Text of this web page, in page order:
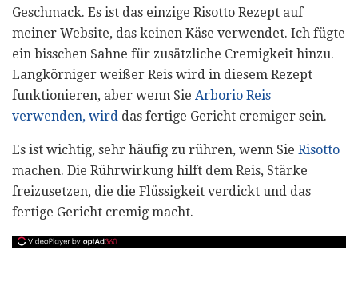
Geschmack. Es ist das einzige Risotto Rezept auf
meiner Website, das keinen Käse verwendet. Ich fügte
ein bisschen Sahne für zusätzliche Cremigkeit hinzu.
Langkörniger weißer Reis wird in diesem Rezept
funktionieren, aber wenn Sie Arborio Reis
verwenden, wird das fertige Gericht cremiger sein.
Es ist wichtig, sehr häufig zu rühren, wenn Sie Risotto
machen. Die Rührwirkung hilft dem Reis, Stärke
freizusetzen, die die Flüssigkeit verdickt und das
fertige Gericht cremig macht.